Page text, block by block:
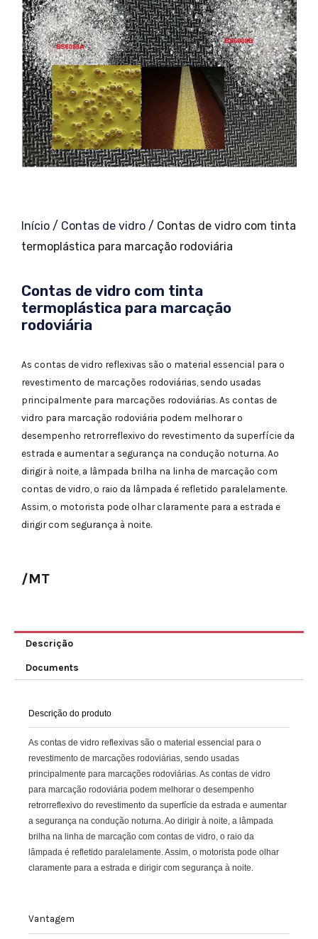
Início / Contas de vidro / Contas de vidro com tinta
termoplástica para marcação rodoviária
Contas de vidro com tinta
termoplástica para marcação
rodoviária
As contas de vidro reflexivas são o material essencial para o
revestimento de marcações rodoviárias, sendo usadas
principalmente para marcações rodoviárias. As contas de
vidro para marcação rodoviária podem melhorar o
desempenho retrorreflexivo do revestimento da superfície da
estrada e aumentar a segurança na condução noturna. Ao
dirigir à noite, a lâmpada brilha na linha de marcação com
contas de vidro, o raio da lâmpada é refletido paralelamente.
Assim, o motorista pode olhar claramente para a estrada e
dirigir com segurança à noite.
/MT
Descrição
Documents
Descrição do produto
As contas de vidro reflexivas são o material essencial para o
revestimento de marcações rodoviárias, sendo usadas
principalmente para marcações rodoviárias. As contas de vidro
para marcação rodoviária podem melhorar o desempenho
retrorreflexivo do revestimento da superfície da estrada e aumentar
a segurança na condução noturna. Ao dirigir à noite, a lâmpada
brilha na linha de marcação com contas de vidro, o raio da
lâmpada é refletido paralelamente. Assim, o motorista pode olhar
claramente para a estrada e dirigir com segurança à noite.
Vantagem